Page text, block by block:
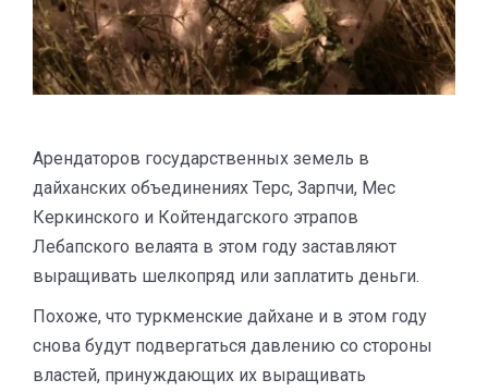
Арендаторов государственных земель в
дайханских объединениях Терс, Зарпчи, Мес
Керкинского и Койтендагского этрапов
Лебапского велаята в этом году заставляют
выращивать шелкопряд или заплатить деньги.
Похоже, что туркменские дайхане и в этом году
снова будут подвергаться давлению со стороны
властей, принуждающих их выращивать